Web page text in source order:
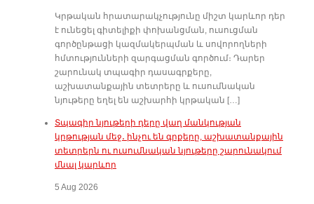
Կրթական հրատարակչությունը միշտ կարևոր դեր
է ունեցել գիտելիքի փոխանցման, ուսուցման
գործընթացի կազմակերպման և սովորողների
հմտությունների զարգացման գործում։ Դարեր
շարունակ տպագիր դասագրքերը,
աշխատանքային տետրերը և ուսումնական
նյութերը եղել են աշխարհի կրթական […]
Տպագիր նյութերի դերը վաղ մանկության
կրթության մեջ․ ինչու են գրքերը, աշխատանքային
տետրերն ու ուսումնական նյութերը շարունակում
մնալ կարևոր
5 Aug 2026